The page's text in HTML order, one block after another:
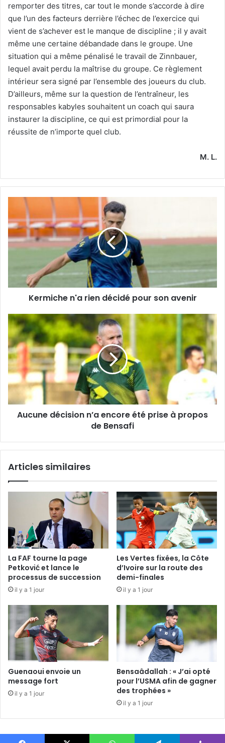
remporter des titres, car tout le monde s’accorde à dire
que l’un des facteurs derrière l’échec de l’exercice qui
vient de s’achever est le manque de discipline ; il y avait
même une certaine débandade dans le groupe. Une
situation qui a même pénalisé le travail de Zinnbauer,
lequel avait perdu la maîtrise du groupe. Ce règlement
intérieur sera signé par l’ensemble des joueurs du club.
D’ailleurs, même sur la question de l’entraîneur, les
responsables kabyles souhaitent un coach qui saura
instaurer la discipline, ce qui est primordial pour la
réussite de n’importe quel club.
M. L.
Kermiche
rien
décidé
pour
Kermiche n'a rien décidé pour son avenir
Aucune
décision
n’a
encore
été
prise
à
propos
de
Bensafi
Aucune décision n’a encore été prise à propos
de Bensafi
Articles similaires
La FAF tourne la page
Petković et lance le
processus de succession
il y a 1 jour
Les Vertes fixées, la Côte
d’Ivoire sur la route des
demi-finales
il y a 1 jour
Guenaoui envoie un
message fort
il y a 1 jour
Bensaâdallah : « J’ai opté
pour l’USMA afin de gagner
des trophées »
il y a 1 jour